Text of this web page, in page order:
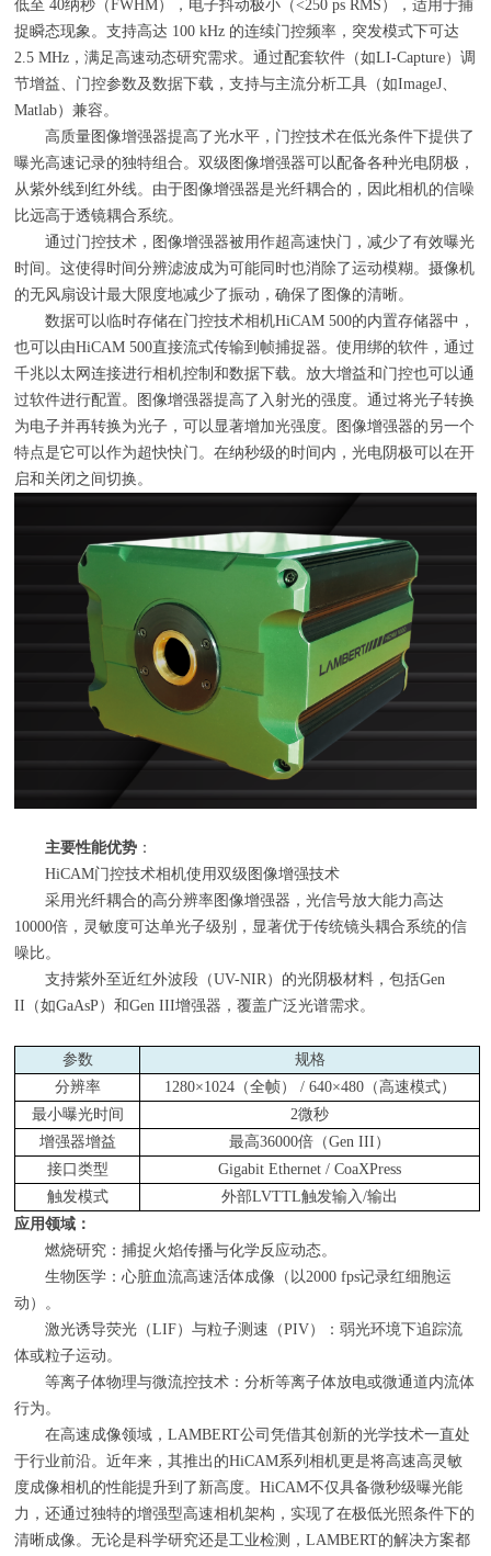
低至 40纳秒（FWHM），电子抖动极小（<250 ps RMS ），适用于捕
捉瞬态现象。支持高达 100 kHz 的连续门控频率，突发模式下可达
2.5 MHz，满足高速动态研究需求。通过配套软件（如LI-Capture）调
节增益、门控参数及数据下载，支持与主流分析工具（如ImageJ、
Matlab）兼容。
高质量图像增强器提高了光水平，门控技术在低光条件下提供了
曝光高速记录的独特组合。双级图像增强器可以配备各种光电阴极，
从紫外线到红外线。由于图像增强器是光纤耦合的，因此相机的信噪
比远高于透镜耦合系统。
通过门控技术，图像增强器被用作超高速快门，减少了有效曝光
时间。这使得时间分辨滤波成为可能同时也消除了运动模糊。摄像机
的无风扇设计最大限度地减少了振动，确保了图像的清晰。
数据可以临时存储在门控技术相机HiCAM 500的内置存储器中，
也可以由HiCAM 500直接流式传输到帧捕捉器。使用绑的软件，通过
千兆以太网连接进行相机控制和数据下载。放大增益和门控也可以通
过软件进行配置。图像增强器提高了入射光的强度。通过将光子转换
为电子并再转换为光子，可以显著增加光强度。图像增强器的另一个
特点是它可以作为超快快门。在纳秒级的时间内，光电阴极可以在开
启和关闭之间切换。
主要性能优势 ：
HiCAM门控技术相机使用双级图像增强技术
采用光纤耦合的高分辨率图像增强器，光信号放大能力高达
10000倍，灵敏度可达单光子级别，显著优于传统镜头耦合系统的信
噪比。
支持紫外至近红外波段（UV-NIR）的光阴极材料，包括Gen
II（如GaAsP）和Gen III增强器，覆盖广泛光谱需求。
参数
规格
分辨率
1280×1024（全帧） / 640×480（高速模式）
最小曝光时间
2微秒
增强器增益
最高36000倍（Gen III）
接口类型
Gigabit Ethernet / CoaXPress
触发模式
外部LVTTL触发输入/输出
应用领域：
燃烧研究：捕捉火焰传播与化学反应动态。
生物医学：心脏血流高速活体成像（以2000 fps记录红细胞运
动）。
激光诱导荧光（LIF）与粒子测速（PIV）：弱光环境下追踪流
体或粒子运动。
等离子体物理与微流控技术：分析等离子体放电或微通道内流体
行为。
在高速成像领域，LAMBERT公司凭借其创新的光学技术一直处
于行业前沿。近年来，其推出的HiCAM系列相机更是将高速高灵敏
度成像相机的性能提升到了新高度。HiCAM不仅具备微秒级曝光能
力，还通过独特的增强型高速相机架构，实现了在极低光照条件下的
清晰成像。无论是科学研究还是工业检测，LAMBERT的解决方案都